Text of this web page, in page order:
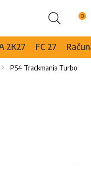
Pretraži
Skip
Content
2K27 FC 27
PS4 Trackmania Turbo